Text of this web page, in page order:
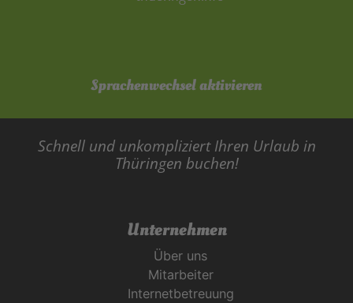
Sprachenwechsel aktivieren
Schnell und unkompliziert Ihren Urlaub in
Thüringen buchen!
Unternehmen
Über uns
Mitarbeiter
Internetbetreuung